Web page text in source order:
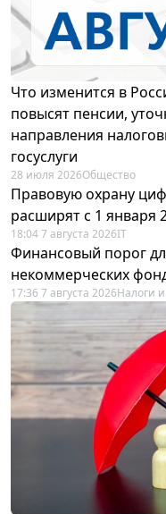
Что изменится в
повысят пенсии,
направления
госуслуги
28 июля 2026Общество
Правовую охрану
расширят с 1 января
18:04 7 августа 2026IT
Финансовый порог
некоммерческих
17:36 7 августа 2026Налоги